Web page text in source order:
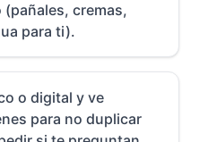
cremas,
para ti).
o digital y ve
para no duplicar